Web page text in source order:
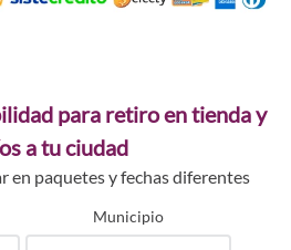
para retiro en tienda y
a tu ciudad
en paquetes y fechas diferentes
Municipio